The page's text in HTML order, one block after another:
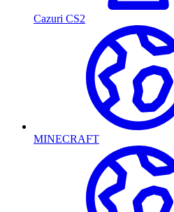
Cazuri CS2
MINECRAFT